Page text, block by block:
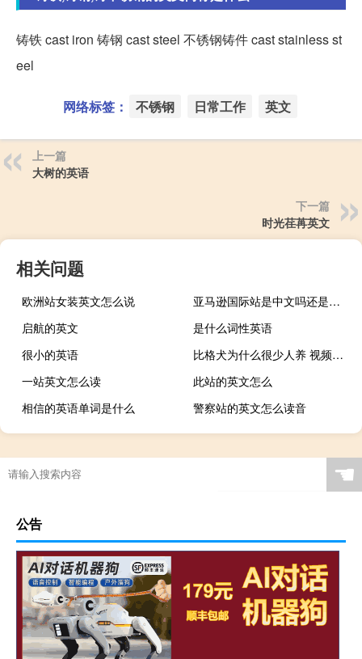
铸铁 cast iron 铸钢 cast steel 不锈钢铸件 cast stainless st
eel
网络标签： 不锈钢 日常工作 英文
上一篇
大树的英语
下一篇
时光荏苒英文
相关问题
欧洲站女装英文怎么说
亚马逊国际站是中文吗还是英文
启航的英文
是什么词性英语
很小的英语
比格犬为什么很少人养 视频（比格犬为什么很少人养）
一站英文怎么读
此站的英文怎么
相信的英语单词是什么
警察站的英文怎么读音
☚
公告